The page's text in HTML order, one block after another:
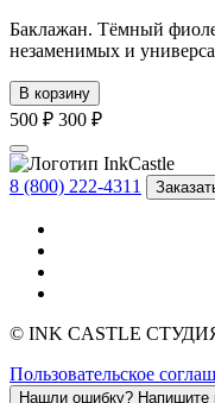
Баклажан. Тёмный
незаменимых и
В корзину
500 ₽ 300 ₽
8 (800) 222-4311
© INK CASTLE
Пользовательское
Нашли ошибку? Напишите